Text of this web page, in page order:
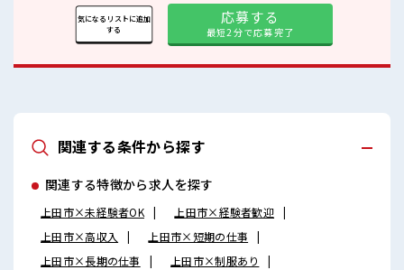
応募する
最短2分で応募完了
気になるリストに追加
する
関連する条件から探す
関連する特徴から求人を探す
上田市×未経験者OK
上田市×経験者歓迎
上田市×高収入
上田市×短期の仕事
上田市×長期の仕事
上田市×制服あり